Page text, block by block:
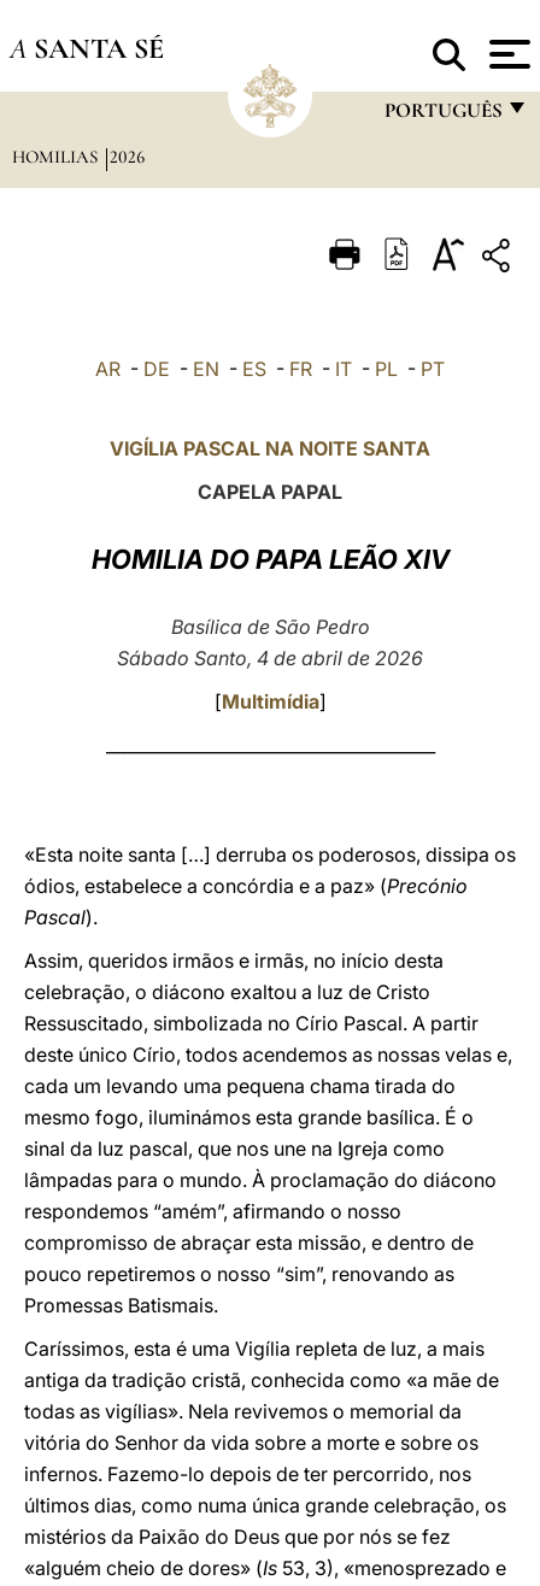
A SANTA SÉ
PORTUGUÊS
ITALIANO
POLSKI
HOMILIAS 2026
AR - DE - EN - ES - FR - IT - PL - PT
VIGÍLIA PASCAL NA NOITE SANTA
CAPELA PAPAL
HOMILIA DO PAPA LEÃO XIV
Basílica de São Pedro
Sábado Santo, 4 de abril de 2026
[Multimídia]
«Esta noite santa […] derruba os poderosos, dissipa os
ódios, estabelece a concórdia e a paz» (Precónio
Pascal).
Assim, queridos irmãos e irmãs, no início desta
celebração, o diácono exaltou a luz de Cristo
Ressuscitado, simbolizada no Círio Pascal. A partir
deste único Círio, todos acendemos as nossas velas e,
cada um levando uma pequena chama tirada do
mesmo fogo, iluminámos esta grande basílica. É o
sinal da luz pascal, que nos une na Igreja como
lâmpadas para o mundo. À proclamação do diácono
respondemos “amém”, afirmando o nosso
compromisso de abraçar esta missão, e dentro de
pouco repetiremos o nosso “sim”, renovando as
Promessas Batismais.
Caríssimos, esta é uma Vigília repleta de luz, a mais
antiga da tradição cristã, conhecida como «a mãe de
todas as vigílias». Nela revivemos o memorial da
vitória do Senhor da vida sobre a morte e sobre os
infernos. Fazemo-lo depois de ter percorrido, nos
últimos dias, como numa única grande celebração, os
mistérios da Paixão do Deus que por nós se fez
«alguém cheio de dores» (Is 53, 3), «menosprezado e